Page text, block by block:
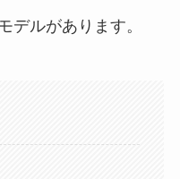
デルがあります。